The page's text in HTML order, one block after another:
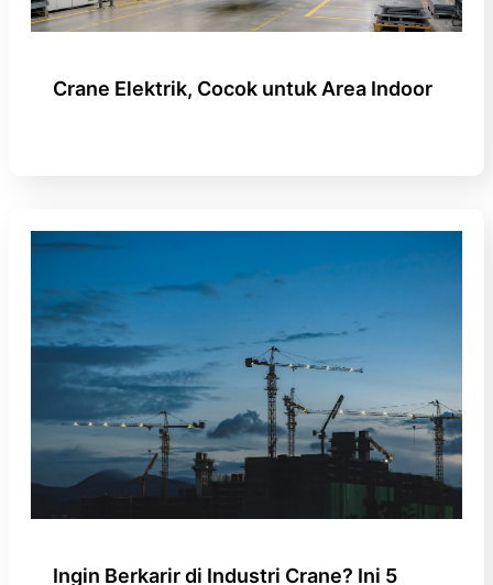
Crane Elektrik, Cocok untuk Area Indoor
Ingin Berkarir di Industri Crane? Ini 5